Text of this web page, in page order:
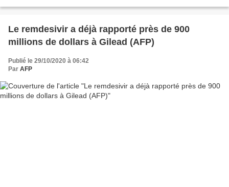
Le remdesivir a déjà rapporté près de 900
millions de dollars à Gilead (AFP)
Publié le 29/10/2020 à 06:42
Par AFP